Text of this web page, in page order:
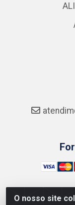
O nosso site